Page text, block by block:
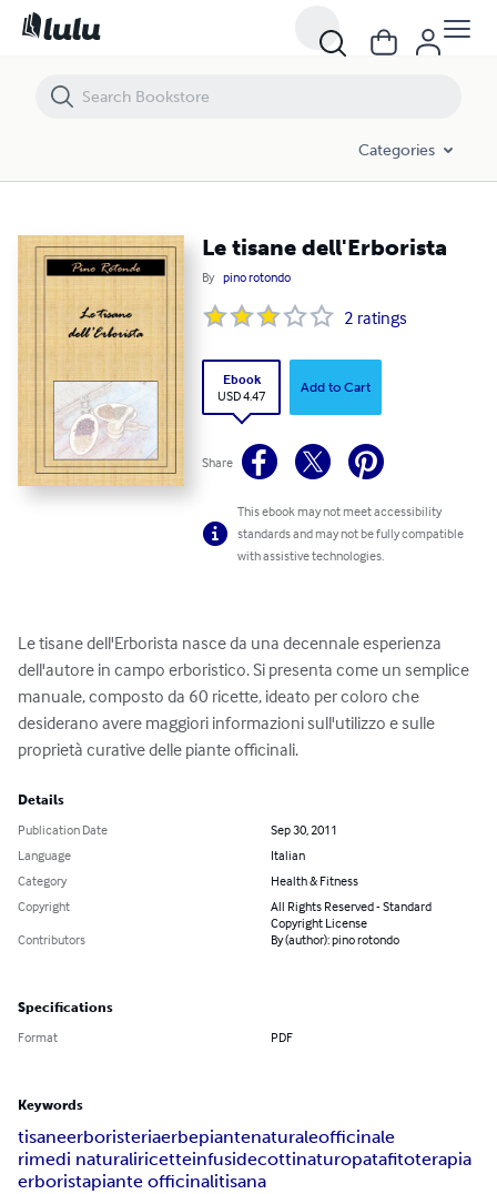
Categories
Le tisane dell'Erborista
By pino rotondo
2 ratings
Ebook
USD 4.47
Add to Cart
Share
This ebook may not meet accessibility
standards and may not be fully compatible
with assistive technologies.
Le tisane dell'Erborista nasce da una decennale esperienza
dell'autore in campo erboristico. Si presenta come un semplice
manuale, composto da 60 ricette, ideato per coloro che
desiderano avere maggiori informazioni sull'utilizzo e sulle
proprietà curative delle piante officinali.
Details
Publication Date
Sep 30, 2011
Language
Italian
Category
Health & Fitness
Copyright
All Rights Reserved - Standard
Copyright License
Contributors
By (author): pino rotondo
Specifications
Format PDF
Keywords
tisaneerboristeriaerbepiantenaturaleofficinale
rimedi naturaliricetteinfusidecottinaturopatafitoterapia
erboristapiante officinalitisana
Le tisane dell'Erborista